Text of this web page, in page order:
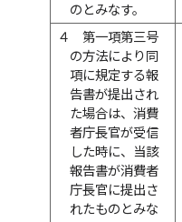
のとみなす。
４
第一項第三号
の方法により同
項に規定する報
告書が提出され
た場合は、消費
者庁長官が受信
した時に、当該
報告書が消費者
庁長官に提出さ
れたものとみな